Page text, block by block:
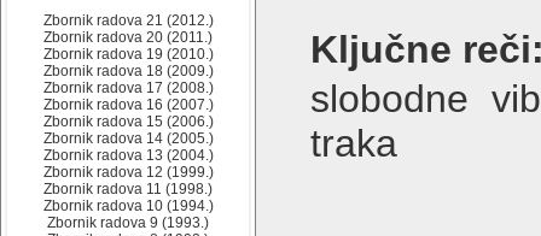
Zbornik radova 21 (2012.)
Zbornik radova 20 (2011.)
Zbornik radova 19 (2010.)
Zbornik radova 18 (2009.)
Zbornik radova 17 (2008.)
Zbornik radova 16 (2007.)
Zbornik radova 15 (2006.)
Zbornik radova 14 (2005.)
Zbornik radova 13 (2004.)
Zbornik radova 12 (1999.)
Zbornik radova 11 (1998.)
Zbornik radova 10 (1994.)
Zbornik radova 9 (1993.)
Ključne
slobodne
traka